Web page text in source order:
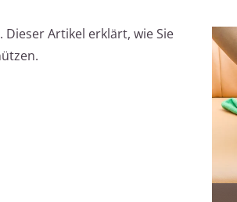
Artikel erklärt, wie Sie